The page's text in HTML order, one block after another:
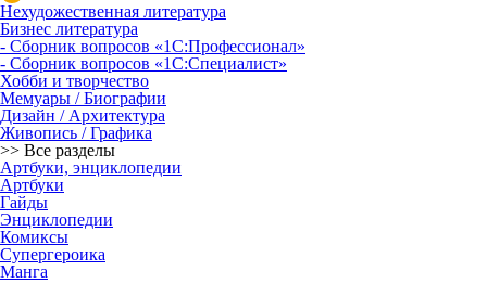
Нехудожественная литература
Бизнес литература
- Сборник вопросов «1С:Профессионал»
- Сборник вопросов «1С:Специалист»
Хобби и творчество
Мемуары / Биографии
Дизайн / Архитектура
Живопись / Графика
>> Все разделы
Артбуки, энциклопедии
Артбуки
Гайды
Энциклопедии
Комиксы
Супергероика
Манга